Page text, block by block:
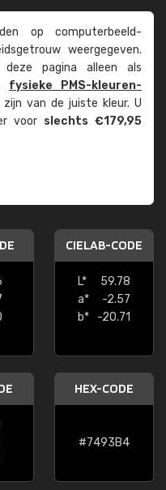
op computer­beeld­
weer­gegeven.
deze pagina alleen als
fysieke PMS-kleuren­
van de juiste kleur. U
voor slechts €179,95
CIELAB-CODE
L*
59.78
a*
-2.57
b*
-20.71
HEX-CODE
#7493B4